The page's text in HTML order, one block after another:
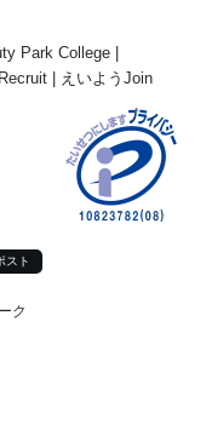
Park College
えいようJoin
スト
ク